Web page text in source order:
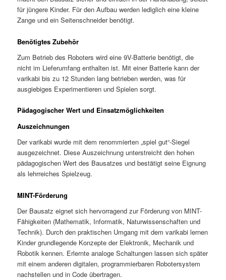
für jüngere Kinder. Für den Aufbau werden lediglich eine kleine
Zange und ein Seitenschneider benötigt.
Benötigtes Zubehör
Zum Betrieb des Roboters wird eine 9V-Batterie benötigt, die
nicht im Lieferumfang enthalten ist. Mit einer Batterie kann der
varikabi bis zu 12 Stunden lang betrieben werden, was für
ausgiebiges Experimentieren und Spielen sorgt.
Pädagogischer Wert und Einsatzmöglichkeiten
Auszeichnungen
Der varikabi wurde mit dem renommierten „spiel gut“-Siegel
ausgezeichnet. Diese Auszeichnung unterstreicht den hohen
pädagogischen Wert des Bausatzes und bestätigt seine Eignung
als lehrreiches Spielzeug.
MINT-Förderung
Der Bausatz eignet sich hervorragend zur Förderung von MINT-
Fähigkeiten (Mathematik, Informatik, Naturwissenschaften und
Technik). Durch den praktischen Umgang mit dem varikabi lernen
Kinder grundlegende Konzepte der Elektronik, Mechanik und
Robotik kennen. Erlernte analoge Schaltungen lassen sich später
mit einem anderen digitalen, programmierbaren Robotersystem
nachstellen und in Code übertragen.